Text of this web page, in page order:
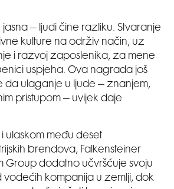
jasna – ljudi čine razliku. Stvaranje
kulture na održiv način, uz
i razvoj zaposlenika, za mene
uspjeha. Ova nagrada još
da ulaganje u ljude – znanjem,
pristupom – uvijek daje
ulaskom među deset
brendova, Falkensteiner
Group dodatno učvršćuje svoju
vodećih kompanija u zemlji, dok